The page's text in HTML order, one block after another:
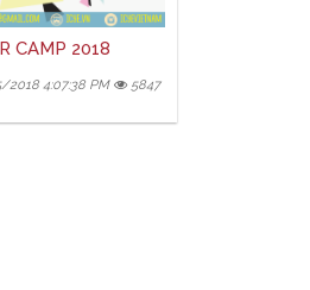
CAMP 2018
2018 4:07:38 PM 5847